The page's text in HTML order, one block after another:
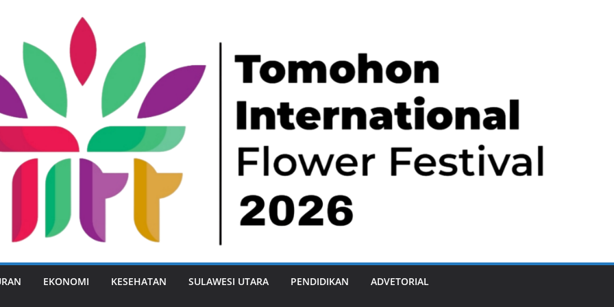
EKONOMI KESEHATAN SULAWESI UTARA PENDIDIKAN ADVETORIAL